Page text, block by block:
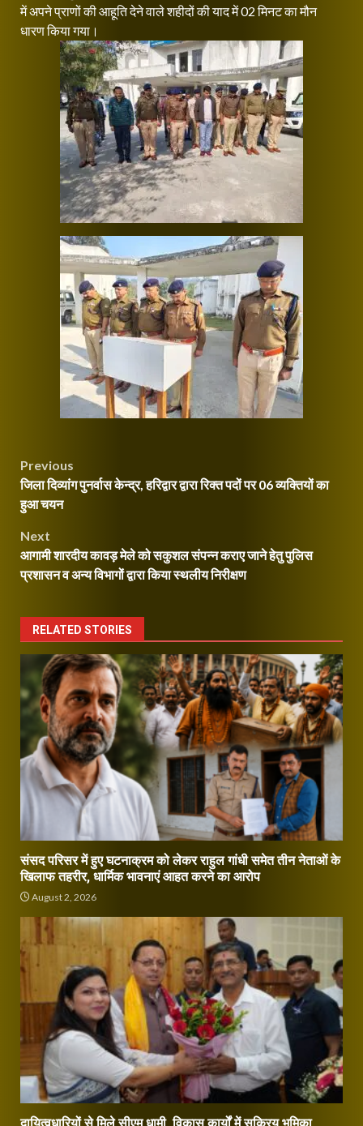
में अपने प्राणों की आहूति देने वाले शहीदों की याद में 02 मिनट का मौन
धारण किया गया।
Continue
Reading
Post
navigation
Previous
जिला दिव्यांग पुनर्वास केन्द्र, हरिद्वार द्वारा रिक्त पदों पर 06 व्यक्तियों का
हुआ चयन
Next
आगामी शारदीय कावड़ मेले को सकुशल संपन्न कराए जाने हेतु पुलिस
प्रशासन व अन्य विभागों द्वारा किया स्थलीय निरीक्षण
RELATED STORIES
संसद परिसर में हुए घटनाक्रम को लेकर राहुल गांधी समेत तीन नेताओं के
खिलाफ तहरीर, धार्मिक भावनाएं आहत करने का आरोप
August 2, 2026